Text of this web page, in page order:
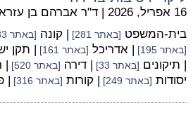
16 אפריל, 2026 | ד"ר אברהם בן
בית-המשפט [באתר 281] | קונה [באתר 33]
[באתר 195] | אדריכל [באתר 161] | תקן
| תיקונים [באתר 33] | דירה [באתר 520] |
יסודות [באתר 249] | קורות [באתר 316] |